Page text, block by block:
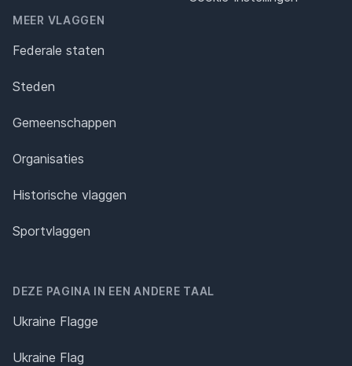
MEER VLAGGEN
Federale staten
Steden
Gemeenschappen
Organisaties
Historische vlaggen
Sportvlaggen
DEZE PAGINA IN EEN ANDERE TAAL
Ukraine Flagge
Ukraine Flag